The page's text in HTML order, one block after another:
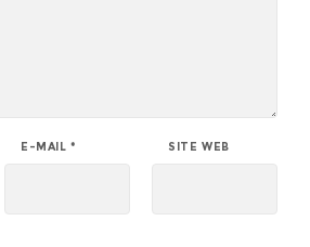
E-MAIL* SITE WEB